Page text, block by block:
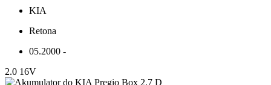
KIA
Retona
05.2000 -
2.0 16V